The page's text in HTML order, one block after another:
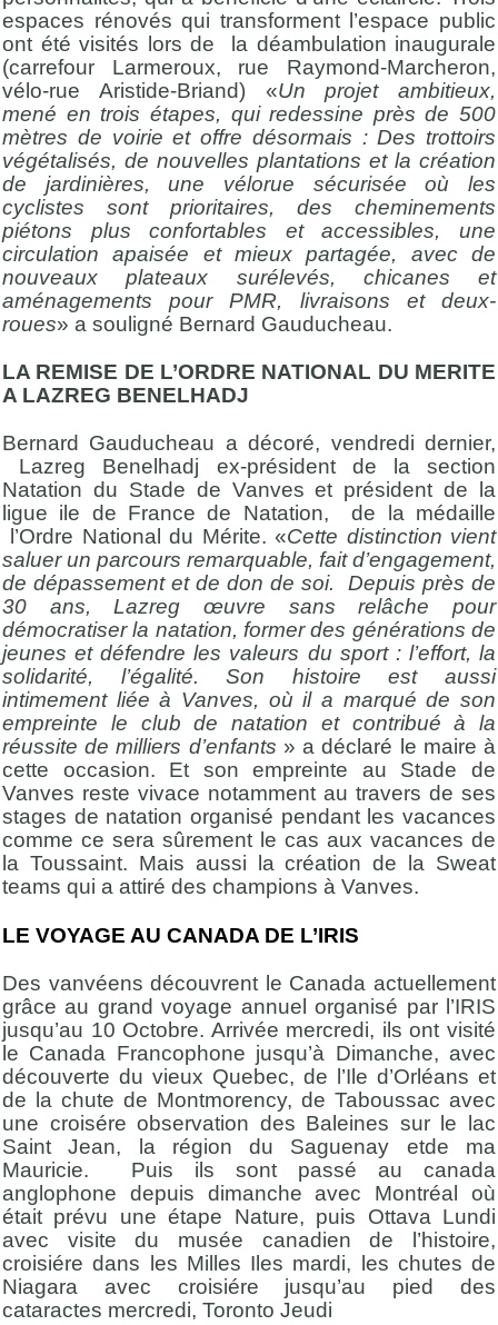
espaces rénovés qui transforment l’espace public
ont été visités lors de la déambulation inaugurale
(carrefour Larmeroux, rue Raymond-Marcheron,
vélo-rue Aristide-Briand) «Un projet ambitieux,
mené en trois étapes, qui redessine près de 500
mètres de voirie et offre désormais : Des trottoirs
végétalisés, de nouvelles plantations et la création
de jardinières, une vélorue sécurisée où les
cyclistes sont prioritaires, des cheminements
piétons plus confortables et accessibles, une
circulation apaisée et mieux partagée, avec de
nouveaux plateaux surélevés, chicanes et
aménagements pour PMR, livraisons et deux-
roues» a souligné Bernard Gauducheau.
LA REMISE DE L’ORDRE NATIONAL DU MERITE
A LAZREG BENELHADJ
Bernard Gauducheau a décoré, vendredi dernier,
Lazreg Benelhadj ex-président de la section
Natation du Stade de Vanves et président de la
ligue ile de France de Natation, de la médaille
l’Ordre National du Mérite. «Cette distinction vient
saluer un parcours remarquable, fait d’engagement,
de dépassement et de don de soi. Depuis près de
30 ans, Lazreg œuvre sans relâche pour
démocratiser la natation, former des générations de
jeunes et défendre les valeurs du sport : l’effort, la
solidarité, l’égalité. Son histoire est aussi
intimement liée à Vanves, où il a marqué de son
empreinte le club de natation et contribué à la
réussite de milliers d’enfants » a déclaré le maire à
cette occasion. Et son empreinte au Stade de
Vanves reste vivace notamment au travers de ses
stages de natation organisé pendant les vacances
comme ce sera sûrement le cas aux vacances de
la Toussaint. Mais aussi la création de la Sweat
teams qui a attiré des champions à Vanves.
LE VOYAGE AU CANADA DE L’IRIS
Des vanvéens découvrent le Canada actuellement
grâce au grand voyage annuel organisé par l’IRIS
jusqu’au 10 Octobre. Arrivée mercredi, ils ont visité
le Canada Francophone jusqu’à Dimanche, avec
découverte du vieux Quebec, de l’Ile d’Orléans et
de la chute de Montmorency, de Taboussac avec
une croisére observation des Baleines sur le lac
Saint Jean, la région du Saguenay etde ma
Mauricie. Puis ils sont passé au canada
anglophone depuis dimanche avec Montréal où
était prévu une étape Nature, puis Ottava Lundi
avec visite du musée canadien de l’histoire,
croisiére dans les Milles Iles mardi, les chutes de
Niagara avec croisiére jusqu’au pied des
cataractes mercredi, Toronto Jeudi